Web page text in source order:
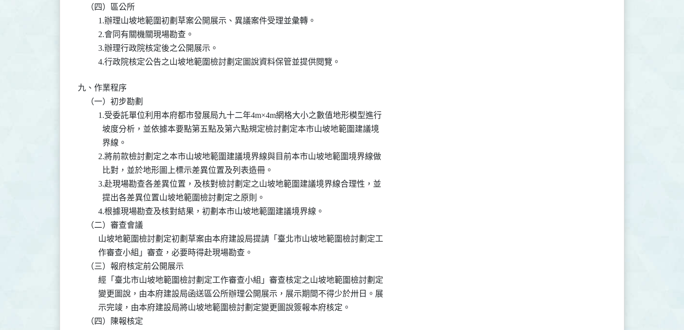
    （四）區公所
          1.辦理山坡地範圍初劃草案公開展示、異議案件受理並彙轉。
          2.會同有關機關現場勘查。
          3.辦理行政院核定後之公開展示。
          4.行政院核定公告之山坡地範圍檢討劃定圖說資料保管並提供閱覽。
九、作業程序
    （一）初步勘劃
          1.受委託單位利用本府都市發展局九十二年4m×4m網格大小之數值地形模型進行
            坡度分析，並依據本要點第五點及第六點規定檢討劃定本市山坡地範圍建議境
            界線。
          2.將前款檢討劃定之本市山坡地範圍建議境界線與目前本市山坡地範圍境界線做
            比對，並於地形圖上標示差異位置及列表造冊。
          3.赴現場勘查各差異位置，及核對檢討劃定之山坡地範圍建議境界線合理性，並
            提出各差異位置山坡地範圍檢討劃定之原則。
          4.根據現場勘查及核對結果，初劃本市山坡地範圍建議境界線。
    （二）審查會議
          山坡地範圍檢討劃定初劃草案由本府建設局提請「臺北市山坡地範圍檢討劃定工
          作審查小組」審查，必要時得赴現場勘查。
    （三）報府核定前公開展示
          經「臺北市山坡地範圍檢討劃定工作審查小組」審查核定之山坡地範圍檢討劃定
          變更圖說，由本府建設局函送區公所辦理公開展示，展示期間不得少於卅日。展
          示完竣，由本府建設局將山坡地範圍檢討劃定變更圖說簽報本府核定。
    （四）陳報核定